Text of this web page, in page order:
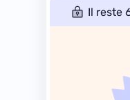
Il reste